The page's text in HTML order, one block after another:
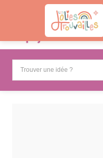
Trouver une idée ?